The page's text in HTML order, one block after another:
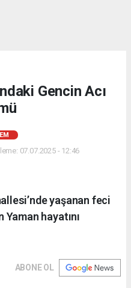
Gencin Acı
07.07.2025 - 12:46
yaşanan feci
hayatını
ABONE OL